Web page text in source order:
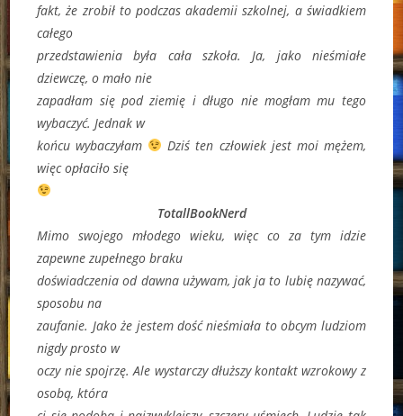
fakt, że zrobił to podczas akademii szkolnej, a świadkiem
całego
przedstawienia była cała szkoła. Ja, jako nieśmiałe
dziewczę, o mało nie
zapadłam się pod ziemię i długo nie mogłam mu tego
wybaczyć. Jednak w
końcu wybaczyłam
Dziś ten człowiek jest moi mężem,
więc opłaciło się
TotallBookNerd
Mimo swojego młodego wieku, więc co za tym idzie
zapewne zupełnego braku
doświadczenia od dawna używam, jak ja to lubię nazywać,
sposobu na
zaufanie. Jako że jestem dość nieśmiała to obcym ludziom
nigdy prosto w
oczy nie spojrzę. Ale wystarczy dłuższy kontakt wzrokowy z
osobą, która